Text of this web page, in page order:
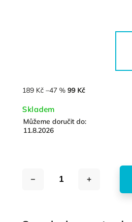
189 Kč –47 %99 Kč
Skladem
Můžeme doručit do:
11.8.2026